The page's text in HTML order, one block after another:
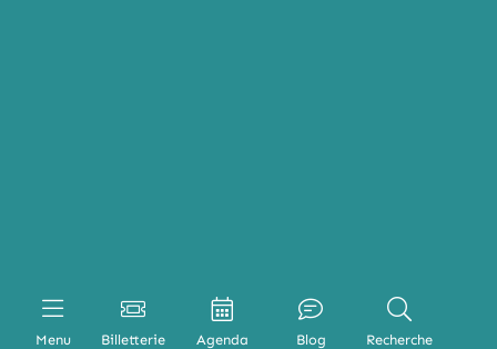
Menu Billetterie Agenda Blog Recherche